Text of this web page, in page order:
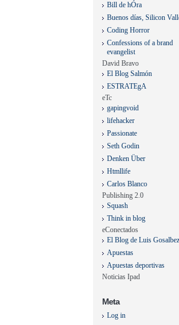
Bill de hÓra
Buenos días, Silicon
Coding Horror
Confessions of a brand
evangelist
David Bravo
El Blog Salmón
ESTRATEgA
eTc
gapingvoid
lifehacker
Passionate
Seth Godin
Denken Über
Htmllife
Carlos Blanco
Publishing 2.0
Squash
Think in blog
eConectados
El Blog de Luis Gosalbez
Apuestas
Apuestas deportivas
Noticias Ipad
Meta
Log in